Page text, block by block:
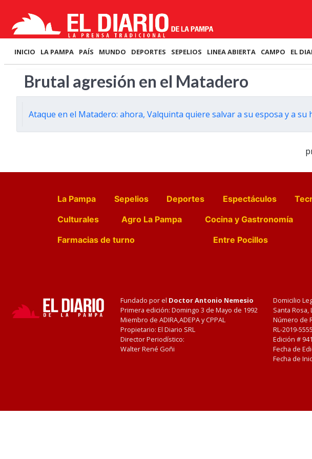
INICIO LA PAMPA PAÍS MUNDO DEPORTES SEPELIOS LINEA ABIERTA CAMPO EL
Brutal agresión en el Matadero
Ataque en el Matadero: ahora, Valquinta quiere salvar a su esposa y a su
La Pampa Sepelios Deportes Espectáculos
Culturales
Agro La Pampa Cocina y Gastronomía
Farmacias de turno
Entre Pocillos
Fundado por el Doctor Antonio Nemesio
Primera edición: Domingo 3 de Mayo de 1992
Miembro de ADIRA,ADEPA y CPPAL
Propietario: El Diario SRL
Director Periodístico:
Walter René Goñi
Domicilio
Santa Rosa,
Número de
RL-2019-
Edición #
Fecha de
Fecha de